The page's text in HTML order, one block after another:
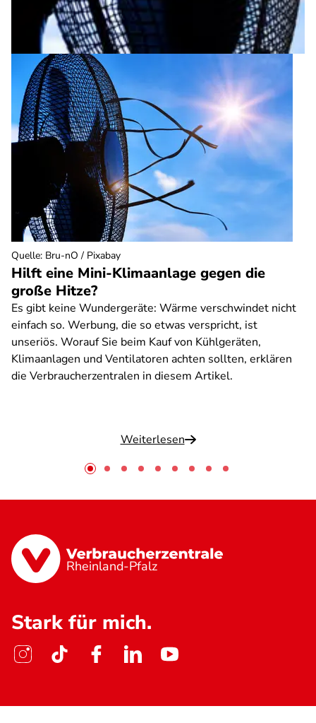
Hilft eine Mini-Klimaanlage gegen die
große Hitze?
Es gibt keine Wundergeräte: Wärme verschwindet nicht
einfach so. Werbung, die so etwas verspricht, ist
unseriös. Worauf Sie beim Kauf von Kühlgeräten,
Klimaanlagen und Ventilatoren achten sollten, erklären
die Verbraucherzentralen in diesem Artikel.
Weiterlesen
Quelle: Bru-nO / Pixabay
Rheinland-Pfalz
Stark für mich.